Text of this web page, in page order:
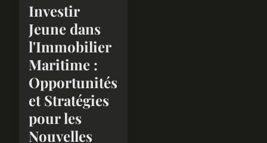
Investir
Jeune dans
l'Immobilier
Maritime :
Opportunités
et Stratégies
pour les
Nouvelles